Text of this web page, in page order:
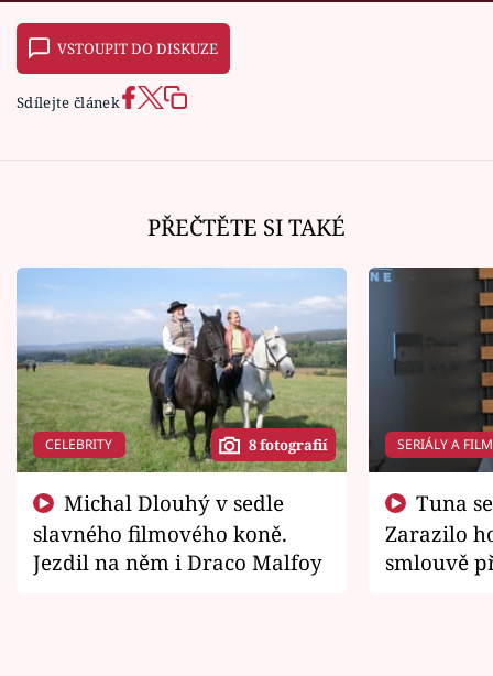
VSTOUPIT DO DISKUZE
Sdílejte článek
PŘEČTĚTE SI TAKÉ
CELEBRITY 8 fotografií
slavného filmového koně.
Jezdil na něm i Draco Malfoy
SERIÁLY A
Zarazilo
smlouvě